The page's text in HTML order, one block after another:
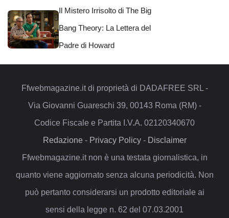
Il Mistero Irrisolto di The Big
Bang Theory: La Lettera del
Padre di Howard
Ffwebmagazine.it di proprietà di DADAFREE SRL -
Via Giovanni Guareschi 39, 00143 Roma (RM) -
Codice Fiscale e Partita I.V.A. 02120340670
Redazione- Privacy Policy- Disclaimer
Ffwebmagazine.it non è una testata giornalistica, in
quanto viene aggiornato senza alcuna periodicità. Non
può pertanto considerarsi un prodotto editoriale ai
sensi della legge n. 62 del 07.03.2001